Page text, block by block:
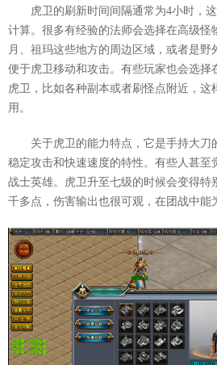
虎卫的刷新时间间隔通常为4小时，
计算。很多有经验的法师会选择在高级怪
月、祖玛这些地方的周边区域，或者是野
便于虎卫移动和攻击。有些玩家也会选择
虎卫，比如各种副本或者刷怪点附近，这
用。
关于虎卫的能力特点，它是手持大刀
稳定攻击和快速速度的特性。有些人甚至
战士英雄。虎卫升至七级的时候会变得特
千多点，伤害输出也很可观，在团战中能